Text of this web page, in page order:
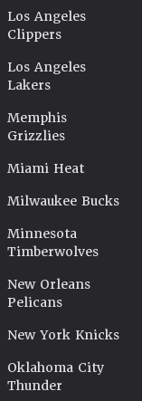
Los Angeles
Clippers
Los Angeles
Lakers
Memphis
Grizzlies
Miami Heat
Milwaukee Bucks
Minnesota
Timberwolves
New Orleans
Pelicans
New York Knicks
Oklahoma City
Thunder